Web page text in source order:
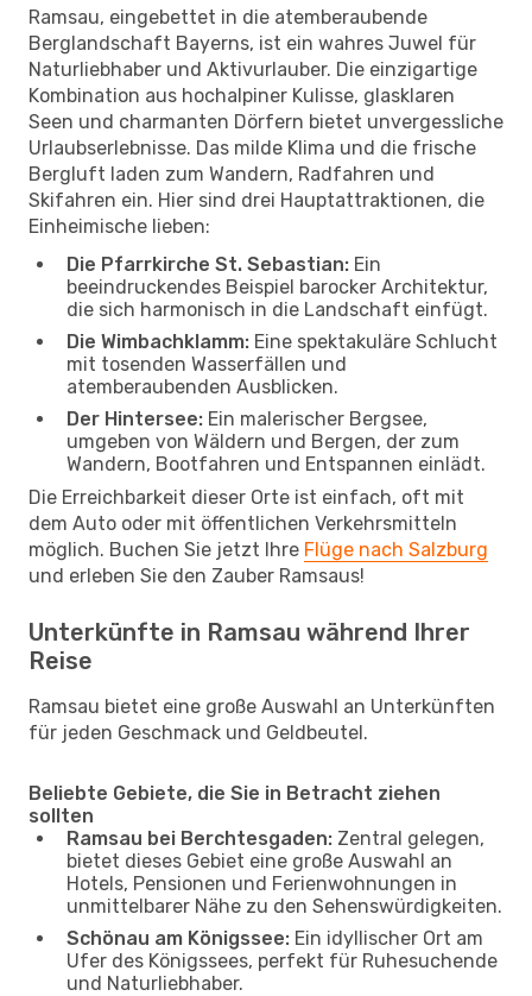
Ramsau, eingebettet in die atemberaubende
Berglandschaft Bayerns, ist ein wahres Juwel für
Naturliebhaber und Aktivurlauber. Die einzigartige
Kombination aus hochalpiner Kulisse, glasklaren
Seen und charmanten Dörfern bietet unvergessliche
Urlaubserlebnisse. Das milde Klima und die frische
Bergluft laden zum Wandern, Radfahren und
Skifahren ein. Hier sind drei Hauptattraktionen, die
Einheimische lieben:
Die Pfarrkirche St. Sebastian: Ein
beeindruckendes Beispiel barocker Architektur,
die sich harmonisch in die Landschaft einfügt.
Die Wimbachklamm: Eine spektakuläre Schlucht
mit tosenden Wasserfällen und
atemberaubenden Ausblicken.
Der Hintersee: Ein malerischer Bergsee,
umgeben von Wäldern und Bergen, der zum
Wandern, Bootfahren und Entspannen einlädt.
Die Erreichbarkeit dieser Orte ist einfach, oft mit
dem Auto oder mit öffentlichen Verkehrsmitteln
möglich. Buchen Sie jetzt Ihre Flüge nach Salzburg
und erleben Sie den Zauber Ramsaus!
Unterkünfte in Ramsau während Ihrer
Reise
Ramsau bietet eine große Auswahl an Unterkünften
für jeden Geschmack und Geldbeutel.
Beliebte Gebiete, die Sie in Betracht ziehen
sollten
Ramsau bei Berchtesgaden: Zentral gelegen,
bietet dieses Gebiet eine große Auswahl an
Hotels, Pensionen und Ferienwohnungen in
unmittelbarer Nähe zu den Sehenswürdigkeiten.
Schönau am Königssee: Ein idyllischer Ort am
Ufer des Königssees, perfekt für Ruhesuchende
und Naturliebhaber.